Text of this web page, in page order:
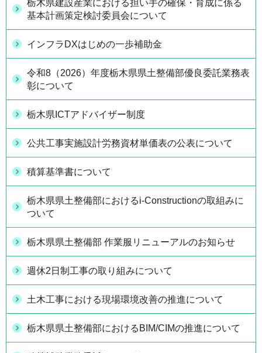
栃木県建設産業における担い手の確保・育成に係る
基本計画策定検討委員会について
インフラDXはじめの一歩補助金
令和8（2026）年度栃木県県土整備部優良委託業務表
彰について
栃木県ICTアドバイザー制度
公共工事実施設計労務資材単価表の公表について
積算基準書について
栃木県県土整備部におけるi-Constructionの取組みに
ついて
栃木県県土整備部 作業服リニューアルのお知らせ
週休2日制工事の取り組みについて
土木工事における現場環境改善の推進について
栃木県県土整備部におけるBIM/CIMの推進について